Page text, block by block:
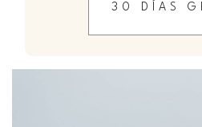
30 DÍAS